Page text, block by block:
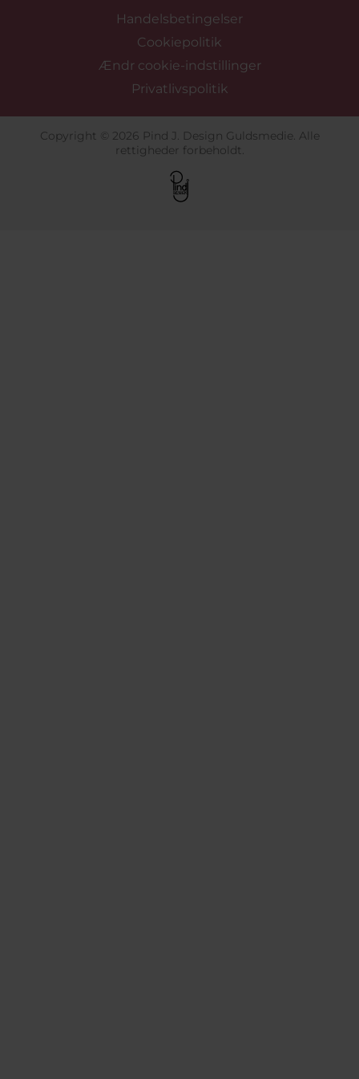
Handelsbetingelser
Cookiepolitik
Ændr cookie-indstillinger
Privatlivspolitik
Copyright © 2026 Pind J. Design Guldsmedie. Alle
rettigheder forbeholdt.